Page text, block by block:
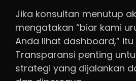
Jika konsultan menutup
mengatakan “biar kami
Anda lihat dashboard,”
Transparansi penting
strategi yang dijalankan